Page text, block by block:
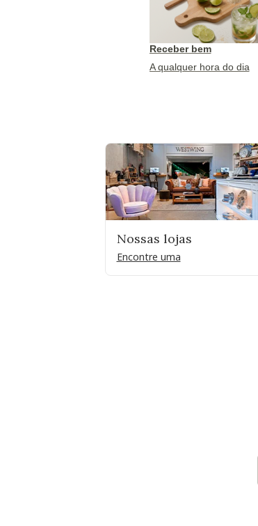
Receber bem
A qualquer hora do dia
Nossas lojas
Encontre uma